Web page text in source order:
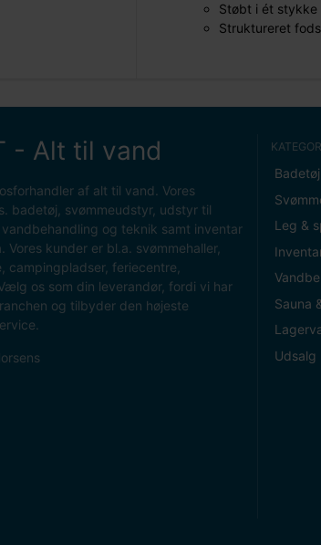
Støbt i ét stykke
Struktureret
- Alt til vand
af alt til vand. Vores
badetøj, svømmeudstyr, udstyr til
og teknik samt inventar
Vores kunder er bl.a. svømmehaller,
campingpladser, feriecentre,
os som din leverandør, fordi vi har
og tilbyder den højeste
Leg &
Sauna
Udsalg